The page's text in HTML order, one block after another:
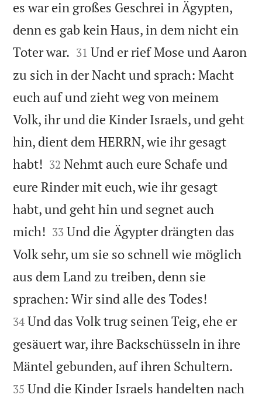
es war ein großes Geschrei in Ägypten,
denn es gab kein Haus, in dem nicht ein
Toter war. 

31 Und er rief Mose und Aaron
zu sich in der Nacht und sprach: Macht
euch auf und zieht weg von meinem
Volk, ihr und die Kinder Israels, und geht
hin, dient dem HERRN, wie ihr gesagt
habt! 

32 Nehmt auch eure Schafe und
eure Rinder mit euch, wie ihr gesagt
habt, und geht hin und segnet auch
mich! 

33 Und die Ägypter drängten das
Volk sehr, um sie so schnell wie möglich
aus dem Land zu treiben, denn sie
sprachen: Wir sind alle des Todes!
34 Und das Volk trug seinen Teig, ehe er
gesäuert war, ihre Backschüsseln in ihre
Mäntel gebunden, auf ihren Schultern.
35 Und die Kinder Israels handelten nach